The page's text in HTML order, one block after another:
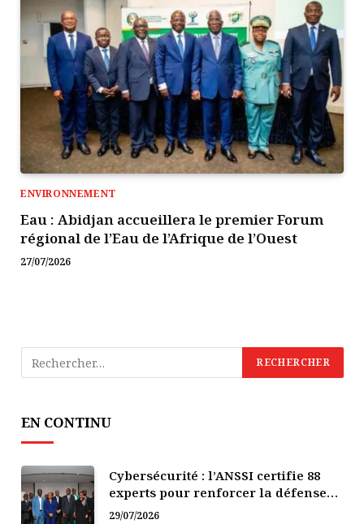
ENVIRONNEMENT
Eau : Abidjan accueillera le premier Forum
régional de l’Eau de l’Afrique de l’Ouest
27/07/2026
EN CONTINU
Cybersécurité : l’ANSSI certifie 88
experts pour renforcer la défense
numérique de la Côte d’Ivoire
29/07/2026